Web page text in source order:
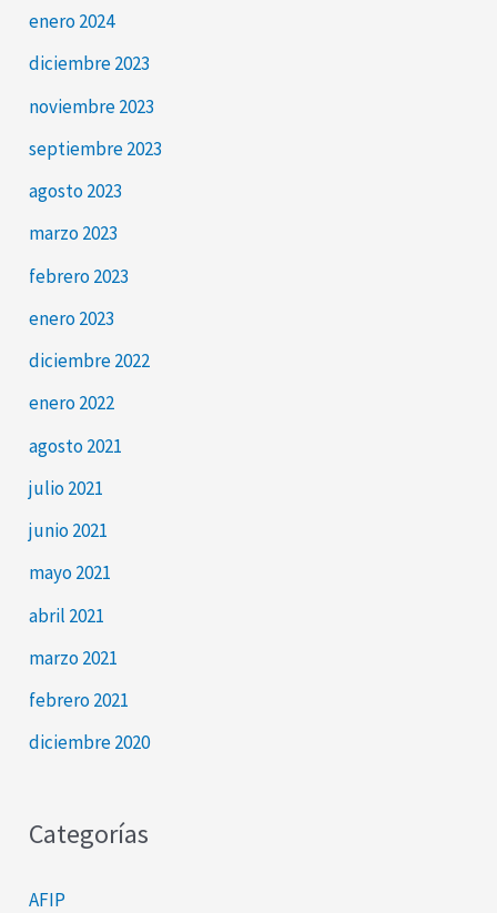
enero 2024
diciembre 2023
noviembre 2023
septiembre 2023
agosto 2023
marzo 2023
febrero 2023
enero 2023
diciembre 2022
enero 2022
agosto 2021
julio 2021
junio 2021
mayo 2021
abril 2021
marzo 2021
febrero 2021
diciembre 2020
Categorías
AFIP